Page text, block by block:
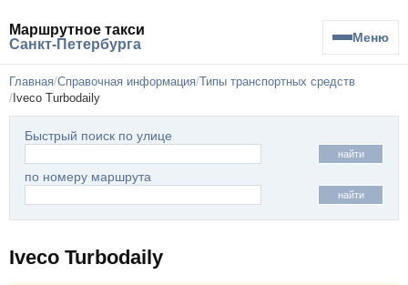
Маршрутное такси
Санкт-Петербурга
Меню
Главная Справочная информация Типы транспортных средств
Iveco Turbodaily
Быстрый поиск по улице
найти
по номеру маршрута
найти
Iveco Turbodaily